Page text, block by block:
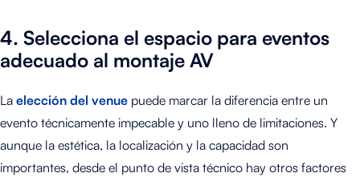
4. Selecciona el espacio para eventos
adecuado al montaje AV
La elección del venue puede marcar la diferencia entre un
evento técnicamente impecable y uno lleno de limitaciones. Y
aunque la estética, la localización y la capacidad son
importantes, desde el punto de vista técnico hay otros factores